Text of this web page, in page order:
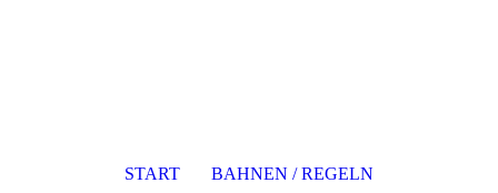
START BAHNEN / REGELN